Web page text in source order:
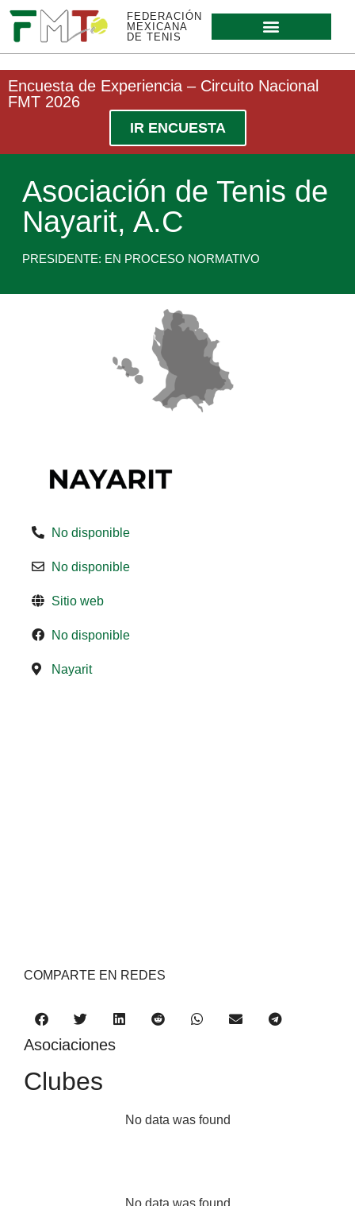
FEDERACIÓN
MEXICANA
DE TENIS
Encuesta de Experiencia – Circuito Nacional
FMT 2026
IR ENCUESTA
Asociación de Tenis de
Nayarit, A.C
PRESIDENTE: EN PROCESO NORMATIVO
No disponible
No disponible
Sitio web
No disponible
Nayarit
COMPARTE EN REDES
Asociaciones
Clubes
No data was found
No data was found